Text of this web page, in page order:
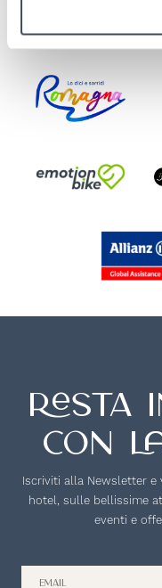
Resta
con
Iscriviti alla Newsletter
hotel, sulle bellissime
eventi e